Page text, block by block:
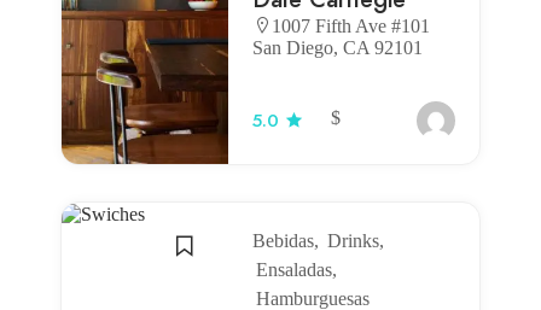
1007 Fifth Ave #101
San Diego, CA 92101
5.0 $
Bebidas
Drinks
Ensaladas
Hamburguesas